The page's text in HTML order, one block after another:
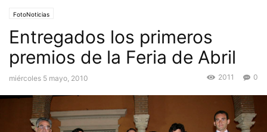
FotoNoticias
Entregados los primeros
premios de la Feria de Abril
miércoles 5 mayo, 2010 0
2011